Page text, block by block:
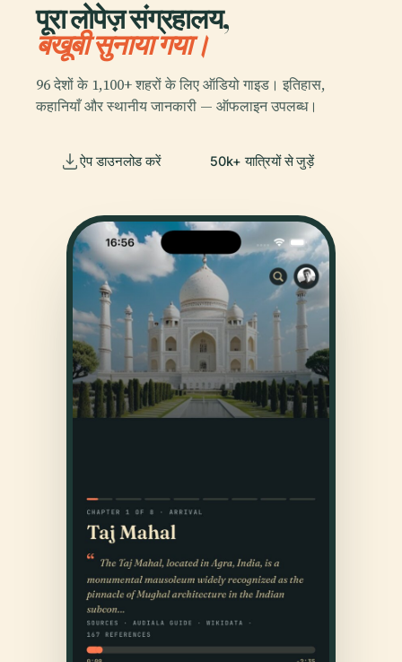
पूरा लोपेज़ संग्रहालय,
बखूबी सुनाया गया।
96 देशों के 1,100+ शहरों के लिए ऑडियो गाइड। इतिहास,
कहानियाँ और स्थानीय जानकारी — ऑफलाइन उपलब्ध।
ऐप डाउनलोड करें 50k+ यात्रियों से जुड़ें